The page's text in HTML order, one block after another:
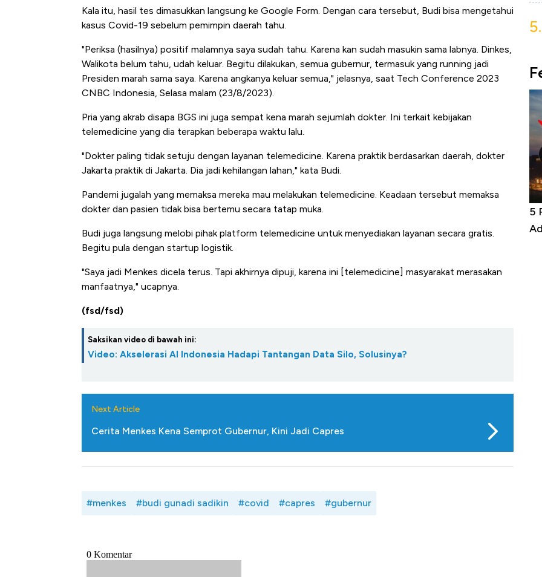
Kala itu, hasil tes dimasukkan langsung ke Google Form. Dengan cara tersebut, Budi bisa mengetahui
kasus Covid-19 sebelum pemimpin daerah tahu.
"Periksa (hasilnya) positif malamnya saya sudah tahu. Karena kan sudah masukin sama labnya. Dinkes,
Walikota belum tahu, udah keluar. Begitu dilakukan, semua gubernur, termasuk yang running jadi
Presiden marah sama saya. Karena angkanya keluar semua," jelasnya, saat Tech Conference 2023
CNBC Indonesia, Selasa malam (23/8/2023).
Pria yang akrab disapa BGS ini juga sempat kena marah sejumlah dokter. Ini terkait kebijakan
telemedicine yang dia terapkan beberapa waktu lalu.
"Dokter paling tidak setuju dengan layanan telemedicine. Karena praktik berdasarkan daerah, dokter
Jakarta praktik di Jakarta. Dia jadi kehilangan lahan," kata Budi.
Pandemi jugalah yang memaksa mereka mau melakukan telemedicine. Keadaan tersebut memaksa
dokter dan pasien tidak bisa bertemu secara tatap muka.
Budi juga langsung melobi pihak platform telemedicine untuk menyediakan layanan secara gratis.
Begitu pula dengan startup logistik.
"Saya jadi Menkes dicela terus. Tapi akhirnya dipuji, karena ini [telemedicine] masyarakat merasakan
manfaatnya," ucapnya.
(fsd/fsd)
Saksikan video di bawah ini:
Video: Akselerasi AI Indonesia Hadapi Tantangan Data Silo, Solusinya?
Next Article
Cerita Menkes Kena Semprot Gubernur, Kini Jadi Capres
#menkes #budi gunadi sadikin #covid #capres #gubernur
5.
Bangkit dari Kubur! Bisnis Furniture &
Alas Kaki Tumbuh Double Digit
RI
5